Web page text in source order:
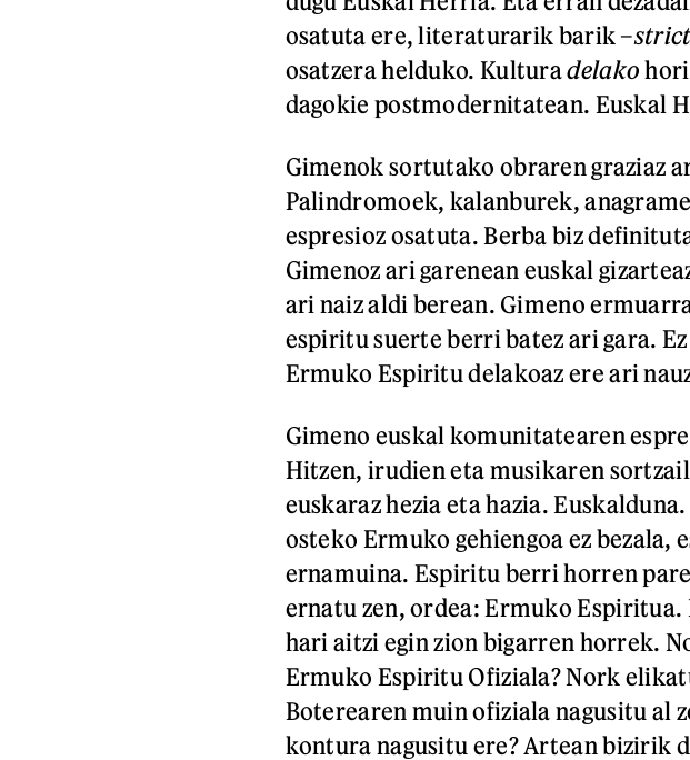
osatuta ere, literaturarik barik –
osatzera helduko. Kulturadelako
dagokie postmodernitatean. Euskal
Gimenok sortutako obraren graziaz
Palindromoek, kalanburek,
espresioz osatuta. Berba biz
Gimenoz ari garenean euskal
ari naiz aldi berean. Gimeno
espiritu suerte berri batez ari gara.
Ermuko Espiritu delakoaz ere ari
Gimeno euskal komunitatearen
Hitzen, irudien eta musikaren
euskaraz hezia eta hazia.
osteko Ermuko gehiengoa ez bezala,
ernamuina. Espiritu berri horren
ernatu zen, ordea: Ermuko
hari aitzi egin zion bigarren horrek.
Ermuko Espiritu Ofiziala? Nork
Boterearen muin ofiziala nagusitu al
kontura nagusitu ere? Artean bizirik